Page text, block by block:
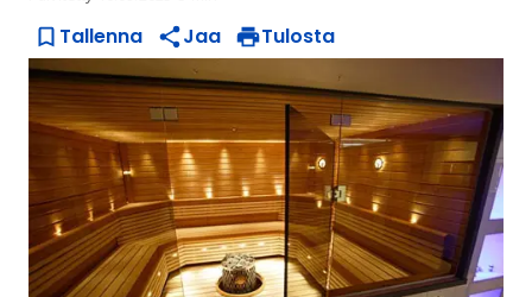
Tallenna Jaa Tulosta